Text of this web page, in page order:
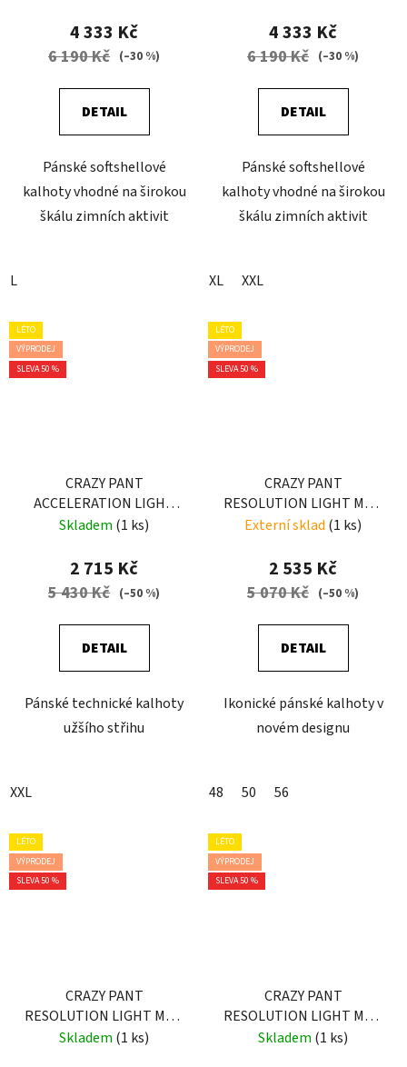
4 333 Kč
6 190 Kč (–30 %)
DETAIL
Pánské softshellové
kalhoty vhodné na širokou
škálu zimních aktivit
L
4 333 Kč
6 190 Kč (–30 %)
DETAIL
Pánské softshellové
kalhoty vhodné na širokou
škálu zimních aktivit
XL XXL
LÉTO
VÝPRODEJ
SLEVA 50 %
CRAZY PANT
ACCELERATION LIGHT
MAN ZENITH
Skladem (1 ks)
2 715 Kč
5 430 Kč (–50 %)
DETAIL
Pánské technické kalhoty
užšího střihu
XXL
LÉTO
VÝPRODEJ
SLEVA 50 %
CRAZY PANT
RESOLUTION LIGHT MAN
RESINA-AVIO
Externí sklad (1 ks)
2 535 Kč
5 070 Kč (–50 %)
DETAIL
Ikonické pánské kalhoty v
novém designu
48 50 56
LÉTO
VÝPRODEJ
SLEVA 50 %
CRAZY PANT
RESOLUTION LIGHT MAN
ZENITH-BLUE
Skladem (1 ks)
LÉTO
VÝPRODEJ
SLEVA 50 %
CRAZY PANT
RESOLUTION LIGHT MAN
BLACK
Skladem (1 ks)